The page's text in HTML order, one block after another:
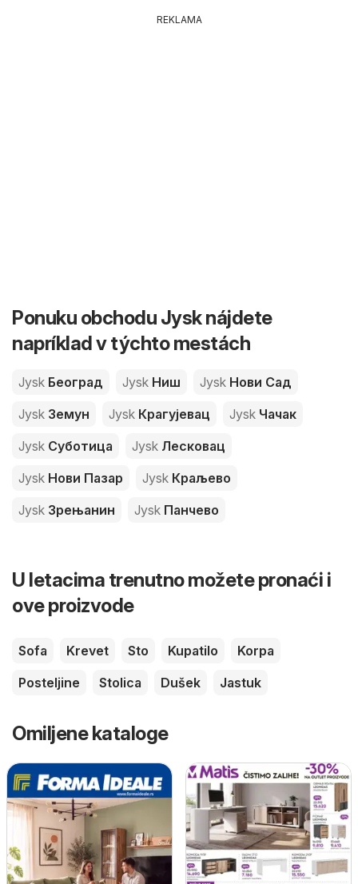
REKLAMA
Ponuku obchodu Jysk nájdete
napríklad v týchto mestách
Jysk Београд Jysk Ниш Jysk Нови Сад
Jysk Земун Jysk Крагујевац Jysk Чачак
Jysk Суботица Jysk Лесковац
Jysk Нови Пазар Jysk Краљево
Jysk Зрењанин Jysk Панчево
U letacima trenutno možete pronaći i
ove proizvode
Sofa Krevet Sto Kupatilo
Korpa
Posteljine
Stolica Dušek Jastuk
Omiljene kataloge